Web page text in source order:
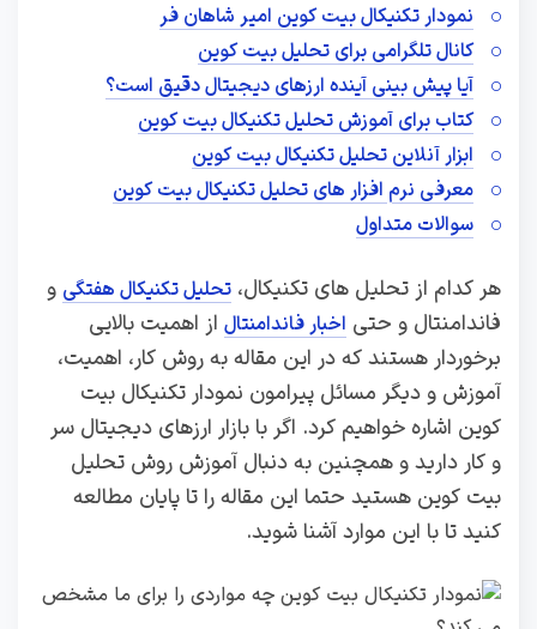
نمودار تکنیکال بیت کوین امیر شاهان فر
کانال تلگرامی برای تحلیل بیت کوین
آیا پیش بینی آینده ارزهای دیجیتال دقیق است؟
کتاب برای آموزش تحلیل تکنیکال بیت کوین
ابزار آنلاین تحلیل تکنیکال بیت کوین
معرفی نرم افزار های تحلیل تکنیکال بیت کوین
سوالات متداول
هر کدام از تحلیل های تکنیکال، تحلیل تکنیکال هفتگی و
فاندامنتال و حتی اخبار فاندامنتال از اهمیت بالایی
برخوردار هستند که در این مقاله به روش کار، اهمیت،
آموزش و دیگر مسائل پیرامون نمودار تکنیکال بیت
کوین اشاره خواهیم کرد. اگر با بازار ارزهای دیجیتال سر
و کار دارید و همچنین به دنبال آموزش روش تحلیل
بیت کوین هستید حتما این مقاله را تا پایان مطالعه
کنید تا با این موارد آشنا شوید.